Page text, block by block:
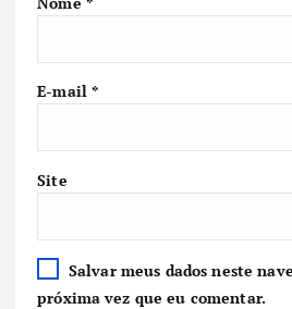
E-mail*
Site
Salvar meus dados neste
próxima vez que eu comentar.